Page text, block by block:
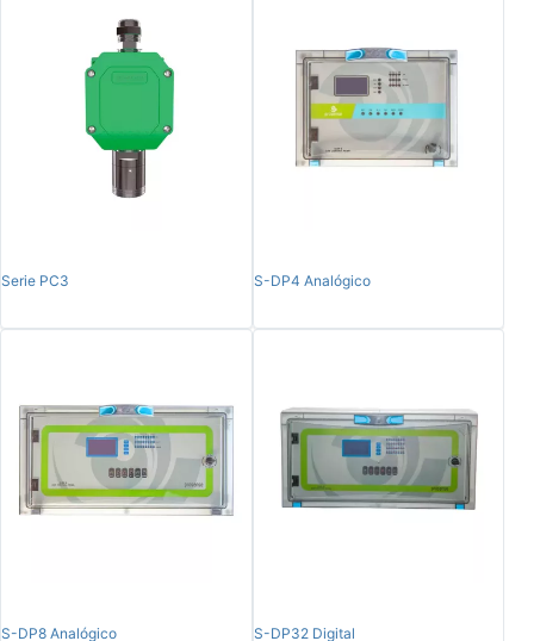
Serie PC3 S-DP4 Analógico
S-DP8 Analógico S-DP32 Digital